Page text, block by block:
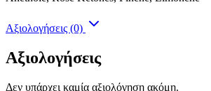
Αξιολογήσεις (0)
Αξιολογήσεις
Δεν υπάρχει καμία αξιολόγηση ακόμη.